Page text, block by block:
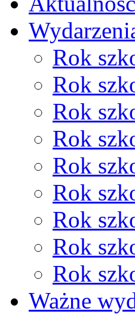
Rok
Rok
Rok
Rok
Rok
Rok
Rok
Rok
Rok
Ważne